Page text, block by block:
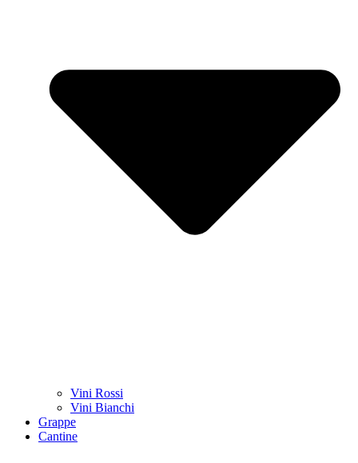
Vini Rossi
Vini Bianchi
Grappe
Cantine